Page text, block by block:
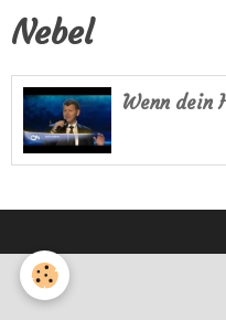
Nebel
Wenn dein